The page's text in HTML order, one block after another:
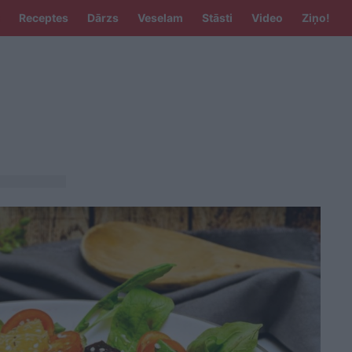
Receptes Dārzs Veselam Stāsti Video Ziņo!